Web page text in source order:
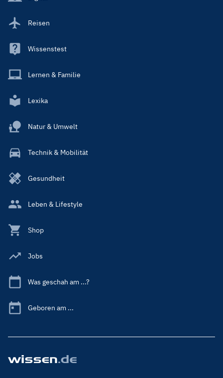
Reisen
Wissenstest
Lernen & Familie
Lexika
Natur & Umwelt
Technik & Mobilität
Gesundheit
Leben & Lifestyle
Shop
Jobs
Was geschah am ...?
Geboren am ...